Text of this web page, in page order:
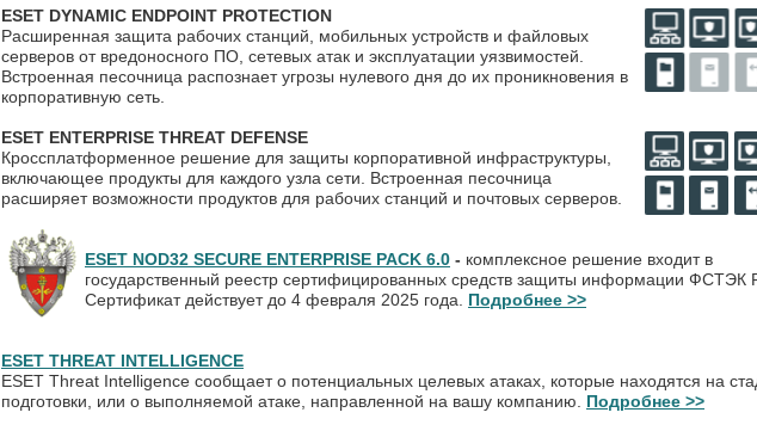
ESET DYNAMIC ENDPOINT PROTECTION
Расширенная защита рабочих станций, мобильных устройств и файловых
серверов от вредо­носного ПО, сетевых атак и эксплуатации уязвимостей.
Встроенная песочница распознает угрозы нулевого дня до их проникновения в
корпоративную сеть.
ESET ENTERPRISE THREAT DEFENSE
Кроссплатформенное решение для защиты корпоративной инфраструктуры,
включающее продукты для каждого узла сети. Встроенная песочница
расширяет возможности продуктов для рабочих станций и почтовых серверов.
ESET NOD32 SECURE ENTERPRISE PACK 6.0 - комплексное решение входит в
государственный реестр сертифицированных средств защиты информации ФСТЭК
Сертификат действует до 4 февраля 2025 года.
Подробнее >>
ESET THREAT INTELLIGENCE
ESET Threat Intelligence сообщает о потенциальных целевых атаках, которые находятся на
подготовки, или о выполняемой атаке, направленной на вашу компанию. Подробнее >>